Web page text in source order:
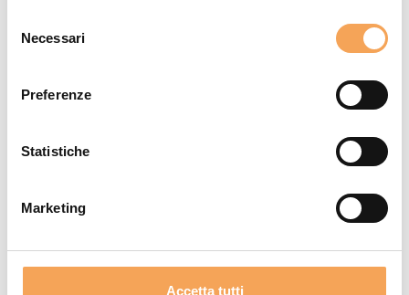
delNecessari
Preferenze
Statistiche
Marketing
Accetta tutti
Acqua complimentary in camera
Zona living con tavolo e sedie
Specchio full size
Cabina Armadio
Cassaforte